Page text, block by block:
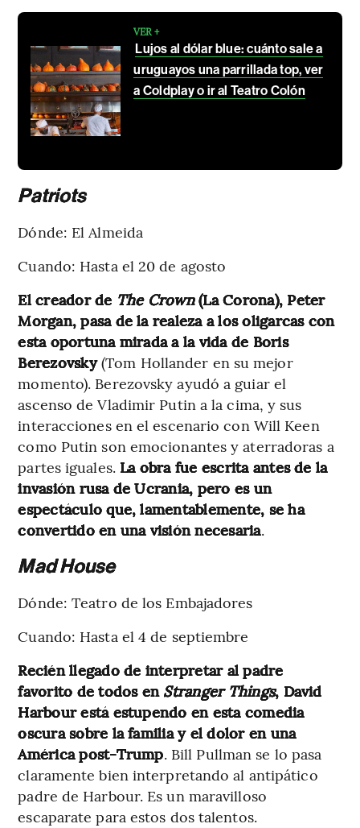
VER +
Lujos al dólar blue: cuánto sale a
uruguayos una parrillada top, ver
a Coldplay o ir al Teatro Colón
Patriots
Dónde: El Almeida
Cuando: Hasta el 20 de agosto
El creador de The Crown(La Corona), Peter
Morgan, pasa de la realeza a los oligarcas con
esta oportuna mirada a la vida de Boris
Berezovsky(Tom Hollander en su mejor
momento). Berezovsky ayudó a guiar el
ascenso de Vladimir Putin a la cima, y sus
interacciones en el escenario con Will Keen
como Putin son emocionantes y aterradoras a
partes iguales. La obra fue escrita antes de la
invasión rusa de Ucrania, pero es un
espectáculo que, lamentablemente, se ha
convertido en una visión necesaria.
Mad House
Dónde: Teatro de los Embajadores
Cuando: Hasta el 4 de septiembre
Recién llegado de interpretar al padre
favorito de todos en Stranger Things, David
Harbour está estupendo en esta comedia
oscura sobre la familia y el dolor en una
América post-Trump. Bill Pullman se lo pasa
claramente bien interpretando al antipático
padre de Harbour. Es un maravilloso
escaparate para estos dos talentos.